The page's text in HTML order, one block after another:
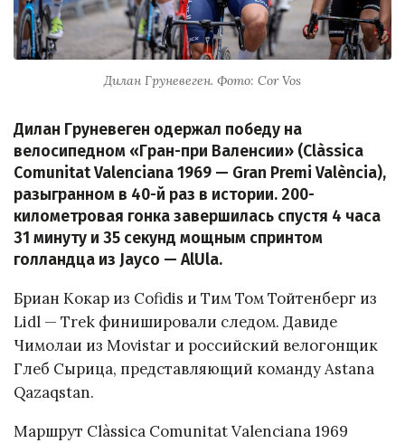
Дилан Груневеген. Фото: Cor Vos
Дилан Груневеген одержал победу на
велосипедном «Гран-при Валенсии» (Clàssica
Comunitat Valenciana 1969 — Gran Premi València),
разыгранном в 40-й раз в истории. 200-
километровая гонка завершилась спустя 4 часа
31 минуту и 35 секунд мощным спринтом
голландца из Jayco — AlUla.
Бриан Кокар из Cofidis и Тим Том Тойтенберг из
Lidl — Trek финишировали следом. Давиде
Чимолаи из Movistar и российский велогонщик
Глеб Сырица, представляющий команду Astana
Qazaqstan.
Маршрут Clàssica Comunitat Valenciana 1969